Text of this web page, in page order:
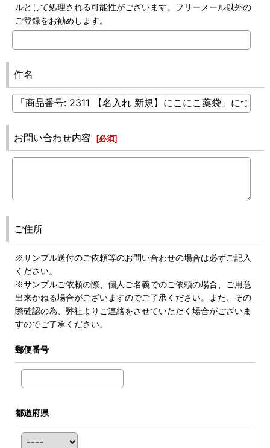
ルとして処理される可能性がございます。フリーメール以外の
ご登録をお勧めします。
件名
お問い合わせ内容 [必須]
ご住所
※サンプル送付のご依頼等のお問い合わせの場合は必ずご記入
ください。
※サンプルご依頼の際、個人ご名義でのご依頼の場合、ご用意
出来かねる場合がございますのでご了承ください。また、その
際確認の為、弊社よりご連絡をさせていただく場合がございま
すのでご了承ください。
郵便番号
都道府県